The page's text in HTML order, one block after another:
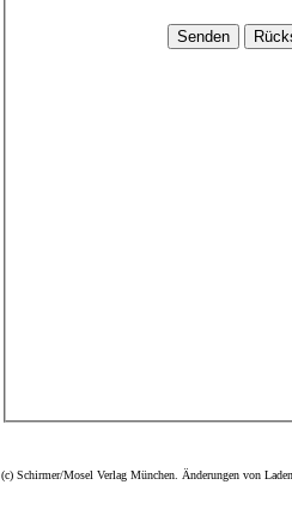
(c) Schirmer/Mosel Verlag München. Änderungen von